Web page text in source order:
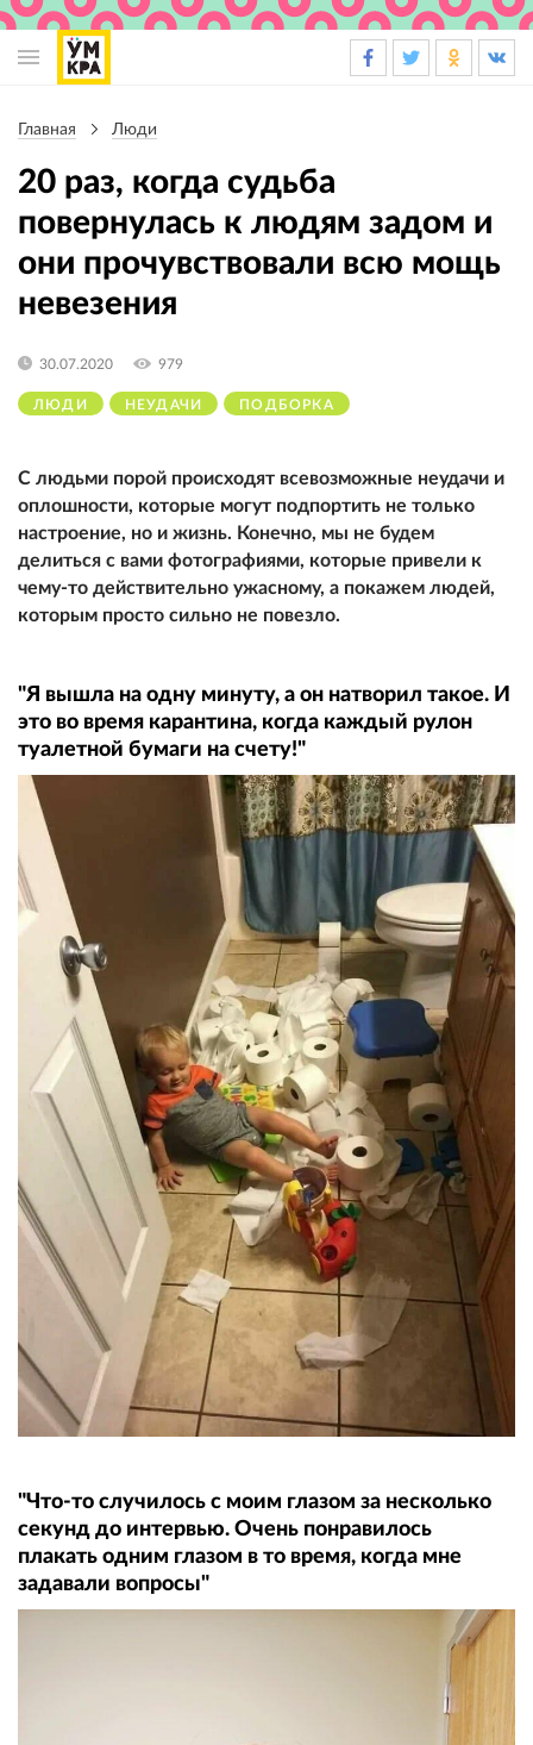
навигации
Главная Люди
20 раз, когда судьба
повернулась к людям задом и
они прочувствовали всю мощь
невезения
ЛЮДИ НЕУДАЧИ ПОДБОРКА
30.07.2020 979
С людьми порой происходят всевозможные неудачи и
оплошности, которые могут подпортить не только
настроение, но и жизнь. Конечно, мы не будем
делиться с вами фотографиями, которые привели к
чему-то действительно ужасному, а покажем людей,
которым просто сильно не повезло.
"Я вышла на одну минуту, а он натворил такое. И
это во время карантина, когда каждый рулон
туалетной бумаги на счету!"
"Что-то случилось с моим глазом за несколько
секунд до интервью. Очень понравилось
плакать одним глазом в то время, когда мне
задавали вопросы"